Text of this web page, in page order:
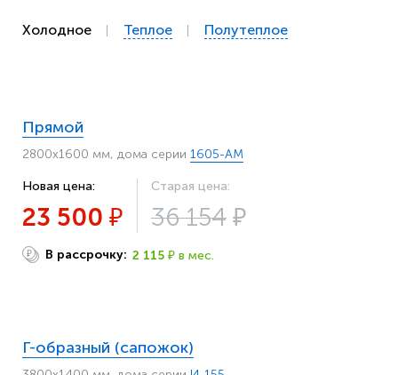
Холодное Теплое Полутеплое
Прямой
2800х1600 мм, дома серии 1605-АМ
Новая цена:
23 500 ₽
Старая цена:
36 154 ₽
₽ В рассрочку: 2 115 ₽ в мес.
Г-образный (сапожок)